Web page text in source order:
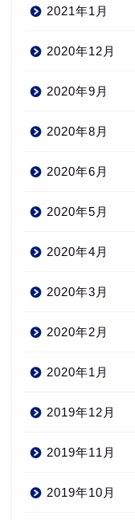
2021年1月
2020年12月
2020年9月
2020年8月
2020年6月
2020年5月
2020年4月
2020年3月
2020年2月
2020年1月
2019年12月
2019年11月
2019年10月